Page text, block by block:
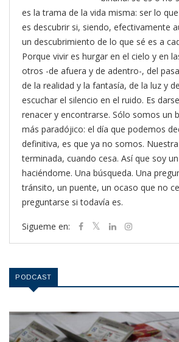
es la trama de la vida misma: ser lo
es descubrir si, siendo, efectivamente
un descubrimiento de lo que sé es a
Porque vivir es hurgar en el cielo y en
otros -de afuera y de adentro-, del
de la realidad y la fantasía, de la luz y
escuchar el silencio en el ruido. Es
renacer y encontrarse. Sólo somos un
más paradójico: el día que podemos
definitiva, es que ya no somos.
terminada, cuando cesa. Así que soy
haciéndome. Una búsqueda. Una
tránsito, un puente, un ocaso que no
preguntarse si todavía es.
Sigueme en:
PODCAST